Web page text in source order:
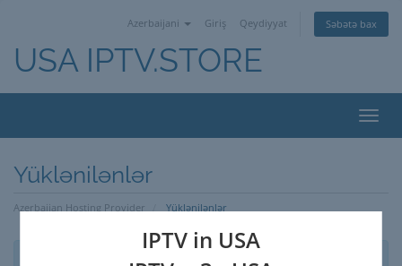
IPTV in USA
Azerbaijani Giriş Qeydiyyat Səbətə bax
USA IPTV.STORE
keçid
Yüklənilənlər
Azerbaijan Hosting Provider Yüklənilənlər